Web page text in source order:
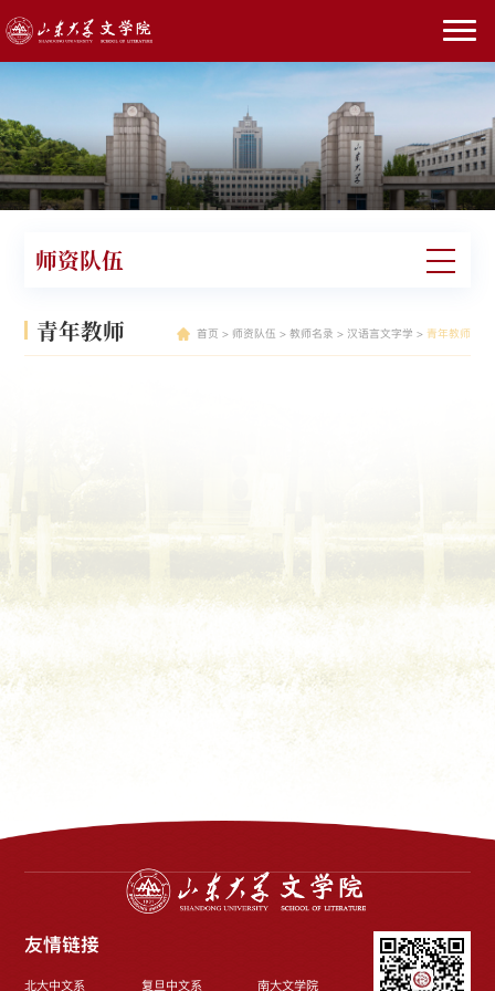
师资队伍
青年教师 首页 > 师资队伍 > 教师名录 > 汉语言文字学 > 青年教师
友情链接
北大中文系 复旦中文系 南大文学院